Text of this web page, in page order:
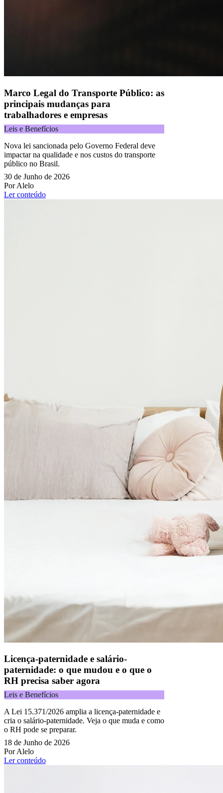
Marco Legal do Transporte Público: as
principais mudanças para
trabalhadores e empresas
Leis e Benefícios
Nova lei sancionada pelo Governo Federal deve
impactar na qualidade e nos custos do transporte
público no Brasil.
30 de Junho de 2026
Por Alelo
Ler conteúdo
Licença-paternidade e salário-
paternidade: o que mudou e o que o
RH precisa saber agora
Leis e Benefícios
A Lei 15.371/2026 amplia a licença-paternidade e
cria o salário-paternidade. Veja o que muda e como
o RH pode se preparar.
18 de Junho de 2026
Por Alelo
Ler conteúdo